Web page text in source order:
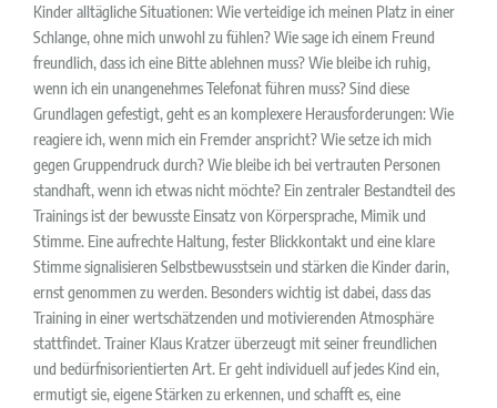
Kinder alltägliche Situationen: Wie verteidige ich meinen Platz in einer
Schlange, ohne mich unwohl zu fühlen? Wie sage ich einem Freund
freundlich, dass ich eine Bitte ablehnen muss? Wie bleibe ich ruhig,
wenn ich ein unangenehmes Telefonat führen muss? Sind diese
Grundlagen gefestigt, geht es an komplexere Herausforderungen: Wie
reagiere ich, wenn mich ein Fremder anspricht? Wie setze ich mich
gegen Gruppendruck durch? Wie bleibe ich bei vertrauten Personen
standhaft, wenn ich etwas nicht möchte? Ein zentraler Bestandteil des
Trainings ist der bewusste Einsatz von Körpersprache, Mimik und
Stimme. Eine aufrechte Haltung, fester Blickkontakt und eine klare
Stimme signalisieren Selbstbewusstsein und stärken die Kinder darin,
ernst genommen zu werden. Besonders wichtig ist dabei, dass das
Training in einer wertschätzenden und motivierenden Atmosphäre
stattfindet. Trainer Klaus Kratzer überzeugt mit seiner freundlichen
und bedürfnisorientierten Art. Er geht individuell auf jedes Kind ein,
ermutigt sie, eigene Stärken zu erkennen, und schafft es, eine